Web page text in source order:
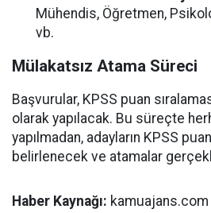
Mühendis, Öğretmen,
vb.
Mülakatsız Atama Süreci
Başvurular, KPSS puan
olarak yapılacak. Bu süreçte
yapılmadan, adayların KPSS
belirlenecek ve atamalar
Haber Kaynağı: kamuajans.com